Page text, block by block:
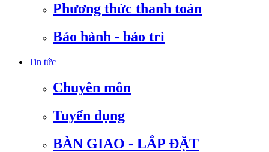
Phương thức thanh toán
Bảo hành - bảo trì
Tin tức
Chuyên môn
Tuyển dụng
BÀN GIAO - LẮP ĐẶT